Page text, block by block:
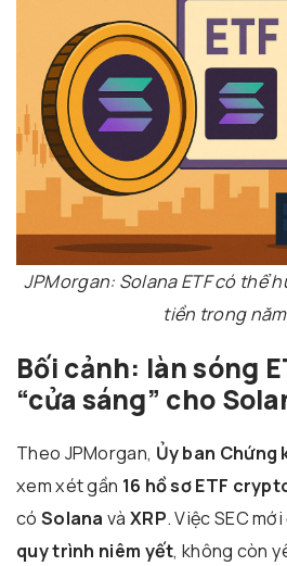
JPMorgan: Solana ETF có thể
tiền trong
Bối cảnh: làn sóng
“cửa sáng” cho
Theo JPMorgan, Ủy ban Chứng
xem xét gần 16 hồ sơ ETF
có Solana và XRP. Việc SEC
quy trình niêm yết, không còn